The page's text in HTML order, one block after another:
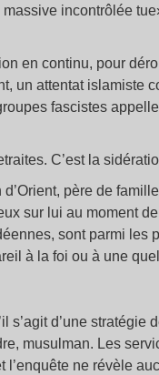
incontrôlée
en continu, pour
un attentat islamiste
fascistes
C’est la
père de
sur lui au moment
sont parmi les
à la foi ou à une
s’agit d’une stratégie
musulman. Les
l’enquête ne révèle